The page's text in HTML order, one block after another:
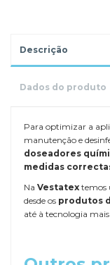
Descrição
Dados do produto
Para optimizar a
manutenção e
doseadores
medidas
Na Vestatex temos
desde os produtos
até à tecnologia mais